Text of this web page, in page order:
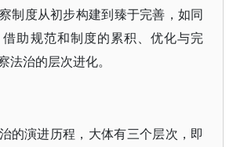
制度从初步构建到臻于完善，如同
助规范和制度的累积、优化与完
法治的层次进化。
的演进历程，大体有三个层次，即